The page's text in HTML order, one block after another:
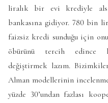
liralık bir evi krediyle
bankasına gidiyor. 780 bin
faizsiz kredi sunduğu için
öbürünü tercih edince
değiştirmek lazım.
Alman modellerinin
yüzde 30’undan fazlası